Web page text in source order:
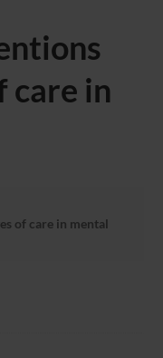
care in
of care in mental